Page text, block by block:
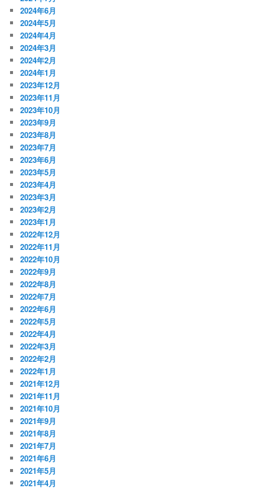
2024年6月
2024年5月
2024年4月
2024年3月
2024年2月
2024年1月
2023年12月
2023年11月
2023年10月
2023年9月
2023年8月
2023年7月
2023年6月
2023年5月
2023年4月
2023年3月
2023年2月
2023年1月
2022年12月
2022年11月
2022年10月
2022年9月
2022年8月
2022年7月
2022年6月
2022年5月
2022年4月
2022年3月
2022年2月
2022年1月
2021年12月
2021年11月
2021年10月
2021年9月
2021年8月
2021年7月
2021年6月
2021年5月
2021年4月